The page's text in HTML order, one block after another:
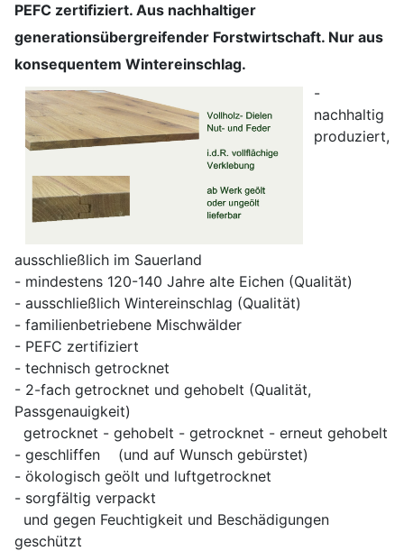
PEFC zertifiziert. Aus nachhaltiger
generationsübergreifender Forstwirtschaft. Nur aus
konsequentem Wintereinschlag.
-
nachhaltig
produziert,
ausschließlich im Sauerland
- mindestens 120-140 Jahre alte Eichen (Qualität)
- ausschließlich Wintereinschlag (Qualität)
- familienbetriebene Mischwälder
- PEFC zertifiziert
- technisch getrocknet
- 2-fach getrocknet und gehobelt (Qualität,
Passgenauigkeit)
getrocknet - gehobelt - getrocknet - erneut gehobelt
- geschliffen (und auf Wunsch gebürstet)
- ökologisch geölt und luftgetrocknet
- sorgfältig verpackt
und gegen Feuchtigkeit und Beschädigungen
geschützt